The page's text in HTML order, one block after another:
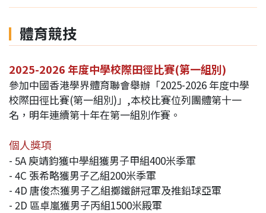
體育競技
2025-2026 年度中學校際田徑比賽(第一組別)
參加中國香港學界體育聯會舉辦「2025-2026 年度中學
校際田徑比賽(第一組別)」,本校比賽位列團體第十一
名，明年連續第十年在第一組別作賽。
個人獎項
- 5A 庾靖鈞獲中學組獲男子甲組400米季軍
- 4C 張希略獲男子乙組200米季軍
- 4D 唐俊杰獲男子乙組擲鐵餅冠軍及推鉛球亞軍
- 2D 區卓嵐獲男子丙組1500米殿軍